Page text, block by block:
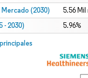
(2030) 5.56 Mil
- 2030) 5.96%